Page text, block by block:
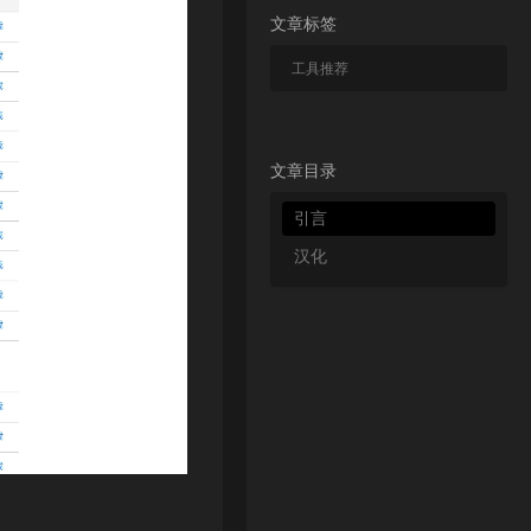
文章标签
工具推荐
文章目录
引言
汉化